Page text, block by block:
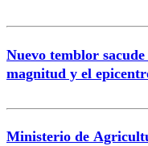
Nuevo temblor
magnitud y el
Ministerio de